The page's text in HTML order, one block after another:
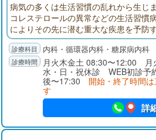
病気の多くは生活習慣の乱れから生じ
コレステロールの異常などの生活習慣
によりその先に潜む重大な疾患を予防
のような思いから、私は地域住民の皆
から守るため、生活習慣病を中心とし
を主に置いた診療を行い、微力ながら
いきたいと考えております。宜しくお
内科・循環器内科・糖尿病内科
月火木金土 08:30〜12:00
水・日・祝休診 WEB初診
後〜17:30 開始・終了時間
す
詳